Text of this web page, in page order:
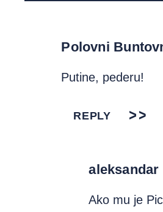
Polovni
Putine, pederu!
REPLY
aleksandar
Ako mu je